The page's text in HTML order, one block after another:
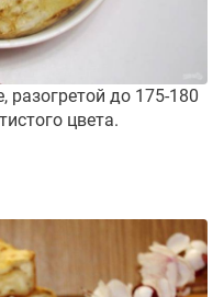
разогретой до 175-180
цвета.